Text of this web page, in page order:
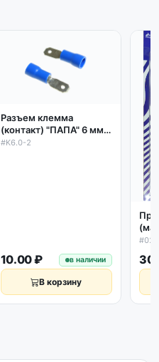
Разъем клемма
(контакт) "ПАПА" 6 мм с
частичной изоляцией
#K6.0-2
10.00 ₽ в наличии
В корзину